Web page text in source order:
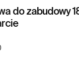
do zabudowy